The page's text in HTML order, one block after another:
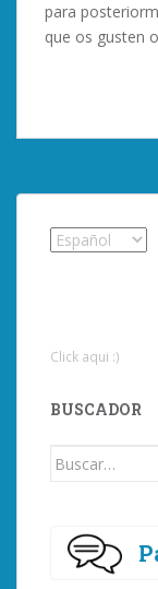
para
que os gusten
Click aqui :)
BUSCADOR
Buscar: